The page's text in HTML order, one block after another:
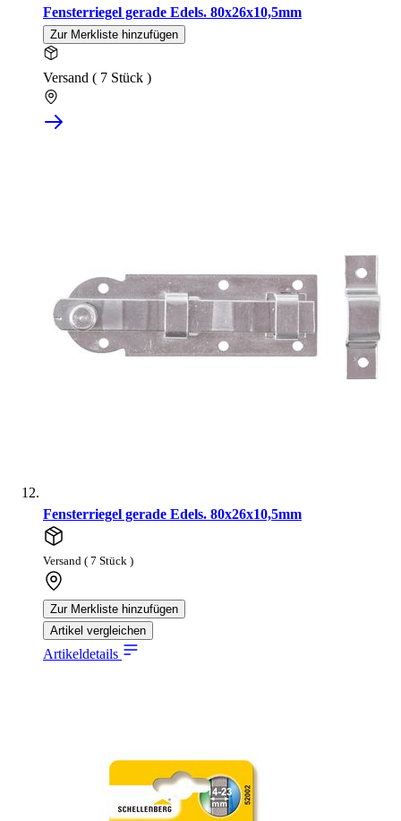
Fensterriegel gerade Edels. 80x26x10,5mm
Zur Merkliste hinzufügen
Versand ( 7 Stück )
Fensterriegel gerade Edels. 80x26x10,5mm
Versand ( 7 Stück )
Zur Merkliste hinzufügen
Artikel vergleichen
Artikeldetails